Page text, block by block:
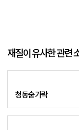
재질이 유사한 관련
청동숟가락